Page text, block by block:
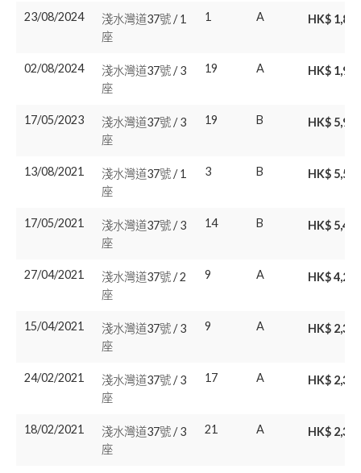
23/08/2024
淺水灣道37號 / 1
座
1 A HK$
02/08/2024
淺水灣道37號 / 3
座
19 A HK$
17/05/2023
淺水灣道37號 / 3
座
19 B HK$
13/08/2021
淺水灣道37號 / 1
座
3 B HK$
17/05/2021
淺水灣道37號 / 3
座
14 B HK$
27/04/2021
淺水灣道37號 / 2
座
9 A HK$
15/04/2021
淺水灣道37號 / 3
座
9 A HK$
24/02/2021
淺水灣道37號 / 3
座
17 A HK$
18/02/2021
淺水灣道37號 / 3
座
21 A HK$